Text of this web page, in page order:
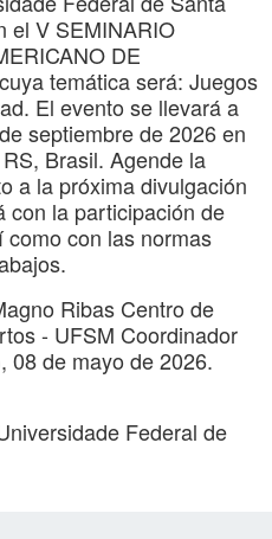
el V SEMINARIO
DE
temática será: Juegos
El evento se llevará a
septiembre de 2026 en
Brasil. Agende la
a la próxima divulgación
con la participación de
con las normas
Ribas Centro de
- UFSM Coordinador
08 de mayo de 2026.
Federal de